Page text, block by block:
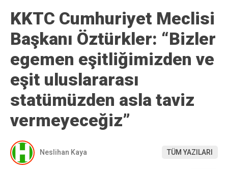
KKTC Cumhuriyet Meclisi
Başkanı Öztürkler: “Bizler
egemen eşitliğimizden ve
eşit uluslararası
statümüzden asla taviz
vermeyeceğiz”
Neslihan Kaya TÜM YAZILARI